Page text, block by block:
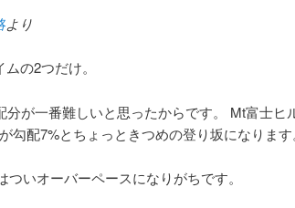
より
の2つだけ。
が一番難しいと思ったからです。 Mt富士ヒ
配7%とちょっときつめの登り坂になります
いオーバーペースになりがちです。